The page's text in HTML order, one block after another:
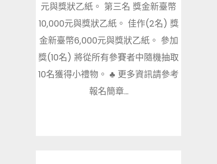
元與獎狀乙紙。 第三名 獎金新臺幣
10,000元與獎狀乙紙。 佳作(2名) 獎
金新臺幣6,000元與獎狀乙紙。 參加
獎(10名) 將從所有參賽者中隨機抽取
10名獲得小禮物。 ♣ 更多資訊請參考
報名簡章...